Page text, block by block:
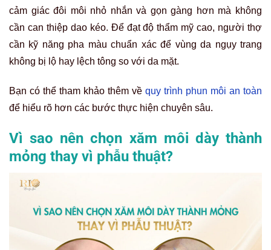
cảm giác đôi môi nhỏ nhắn và gọn gàng hơn mà không
cần can thiệp dao kéo. Để đạt độ thẩm mỹ cao, người thợ
cần kỹ năng pha màu chuẩn xác để vùng da ngụy trang
không bị lộ hay lệch tông so với da mặt.
Bạn có thể tham khảo thêm về quy trình phun môi an toàn
để hiểu rõ hơn các bước thực hiện chuyên sâu.
Vì sao nên chọn xăm môi dày thành
mỏng thay vì phẫu thuật?